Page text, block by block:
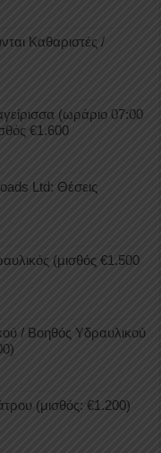
Καθαριστές /
(ωράριο 07:00
€1.600
Ltd: Θέσεις
(μισθός €1.500
/ Βοηθός Υδραυλικού
(μισθός: €1.200)